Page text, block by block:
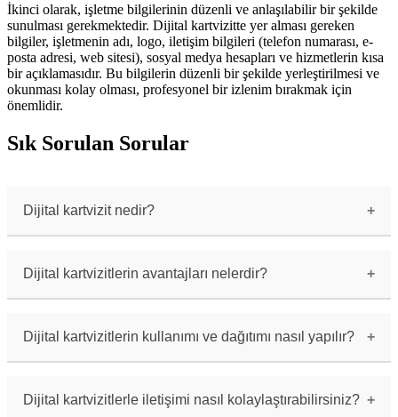
İkinci olarak, işletme bilgilerinin düzenli ve anlaşılabilir bir şekilde
sunulması gerekmektedir. Dijital kartvizitte yer alması gereken
bilgiler, işletmenin adı, logo, iletişim bilgileri (telefon numarası, e-
posta adresi, web sitesi), sosyal medya hesapları ve hizmetlerin kısa
bir açıklamasıdır. Bu bilgilerin düzenli bir şekilde yerleştirilmesi ve
okunması kolay olması, profesyonel bir izlenim bırakmak için
önemlidir.
Sık Sorulan Sorular
Dijital kartvizit nedir?
versiyonudur. İş iletişiminde kullanılan
elektronik bir tanıtım aracıdır.
Dijital kartvizitlerin avantajları nelerdir?
dijital kartvizitlerinizi kolayca paylaşabilir,
güncelleyebilir ve interaktif içeriklerle
zenginleştirebilirsiniz.
Dijital kartvizitlerin kullanımı ve dağıtımı nasıl yapılır?
paylaşabilirsiniz. Ayrıca, dijital kartvizitleri
bir web sitesi veya blog üzerinden de
Dijital kartvizitlerle iletişimi nasıl kolaylaştırabilirsiniz?